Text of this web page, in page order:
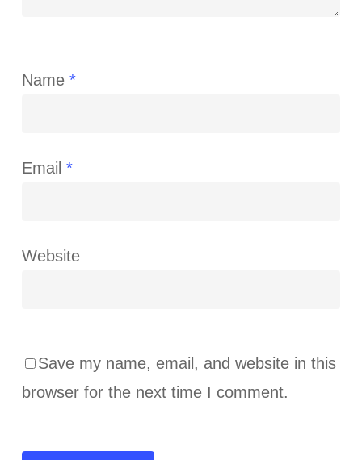
Name *
Email *
Website
Save my name, email, and website in this
browser for the next time I comment.